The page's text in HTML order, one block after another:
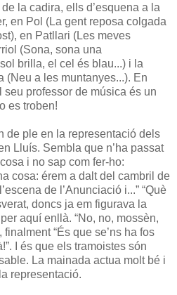
la cadira, ells d’esquena a la
en Pol (La gent reposa colgada
en Patllari (Les meves
(Sona, sona una
brilla, el cel és blau...) i la
(Neu a les muntanyes...). En
professor de música és un
es troben!
de ple en la representació dels
Lluís. Sembla que n’ha passat
i no sap com fer-ho:
cosa: érem a dalt del cambril de
de l’Anunciació i...” “Què
doncs ja em figurava la
aquí enllà. “No, no, mossèn,
finalment “És que se’ns ha fos
I és que els tramoistes són
La mainada actua molt bé i
representació.